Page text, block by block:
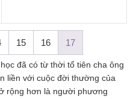
15 16 17
đã có từ thời tổ tiên cha ông
liền với cuộc đời thường của
rộng hơn là người phương